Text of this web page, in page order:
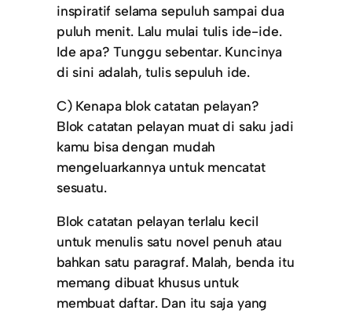
inspiratif selama sepuluh sampai dua
puluh menit. Lalu mulai tulis ide-ide.
Ide apa? Tunggu sebentar. Kuncinya
di sini adalah, tulis sepuluh ide.
C) Kenapa blok catatan pelayan?
Blok catatan pelayan muat di saku jadi
kamu bisa dengan mudah
mengeluarkannya untuk mencatat
sesuatu.
Blok catatan pelayan terlalu kecil
untuk menulis satu novel penuh atau
bahkan satu paragraf. Malah, benda itu
memang dibuat khusus untuk
membuat daftar. Dan itu saja yang